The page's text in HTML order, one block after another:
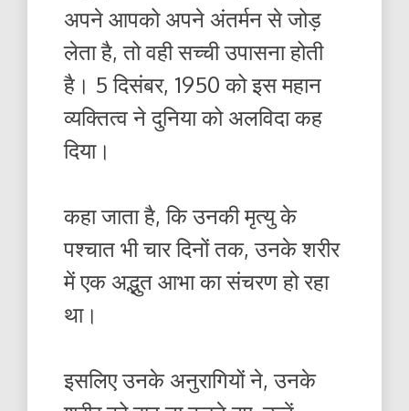
अपने आपको अपने अंतर्मन से जोड़
लेता है, तो वही सच्ची उपासना होती
है। 5 दिसंबर, 1950 को इस महान
व्यक्तित्व ने दुनिया को अलविदा कह
दिया।
कहा जाता है, कि उनकी मृत्यु के
पश्चात भी चार दिनों तक, उनके शरीर
में एक अद्भुत आभा का संचरण हो रहा
था।
इसलिए उनके अनुरागियों ने, उनके